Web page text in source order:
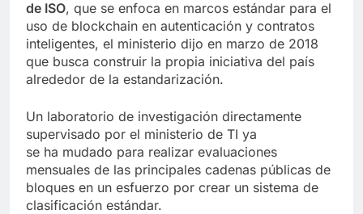
de ISO, que se enfoca en marcos estándar para el
uso de blockchain en autenticación y contratos
inteligentes, el ministerio dijo en marzo de 2018
que busca construir la propia iniciativa del país
alrededor de la estandarización.
Un laboratorio de investigación directamente
supervisado por el ministerio de TI ya
se ha mudado para realizar evaluaciones
mensuales de las principales cadenas públicas de
bloques en un esfuerzo por crear un sistema de
clasificación estándar.